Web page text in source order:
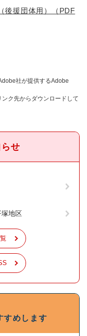
後援団体用）（PDF
社が提供するAdobe
ク先からダウンロードして
せ
地区
すめします